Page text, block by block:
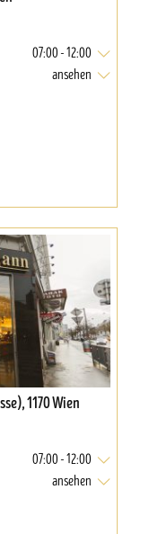
07:00 - 12:00
ansehen
1170 Wien
07:00 - 12:00
ansehen